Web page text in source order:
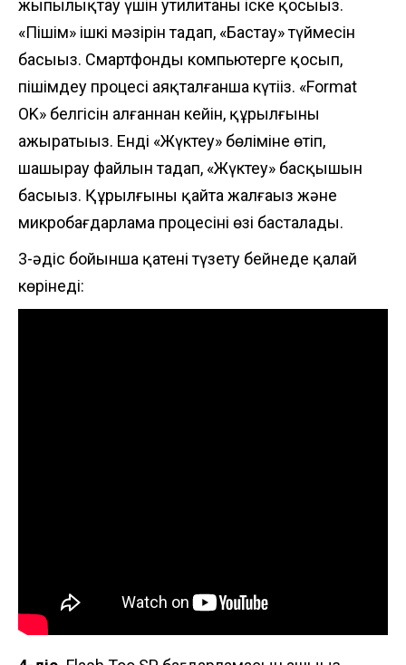
жыпылықтау үшін утилитаны іске қосыңыз.
«Пішім» ішкі мәзірін таңдап, «Бастау» түймесін
басыңыз. Смартфонды компьютерге қосып,
пішімдеу процесі аяқталғанша күтіңіз. «Format
OK» белгісін алғаннан кейін, құрылғыны
ажыратыңыз. Енді «Жүктеу» бөліміне өтіп,
шашырау файлын таңдап, «Жүктеу» басқышын
басыңыз. Құрылғыны қайта жалғаңыз және
микробағдарлама процесінің өзі басталады.
3-әдіс бойынша қатені түзету бейнеде қалай
көрінеді: